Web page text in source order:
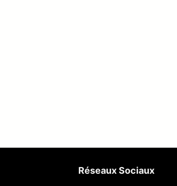
Réseaux Sociaux